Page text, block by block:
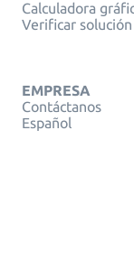
Calculadora
Verificar solución
EMPRESA
Contáctanos
Español